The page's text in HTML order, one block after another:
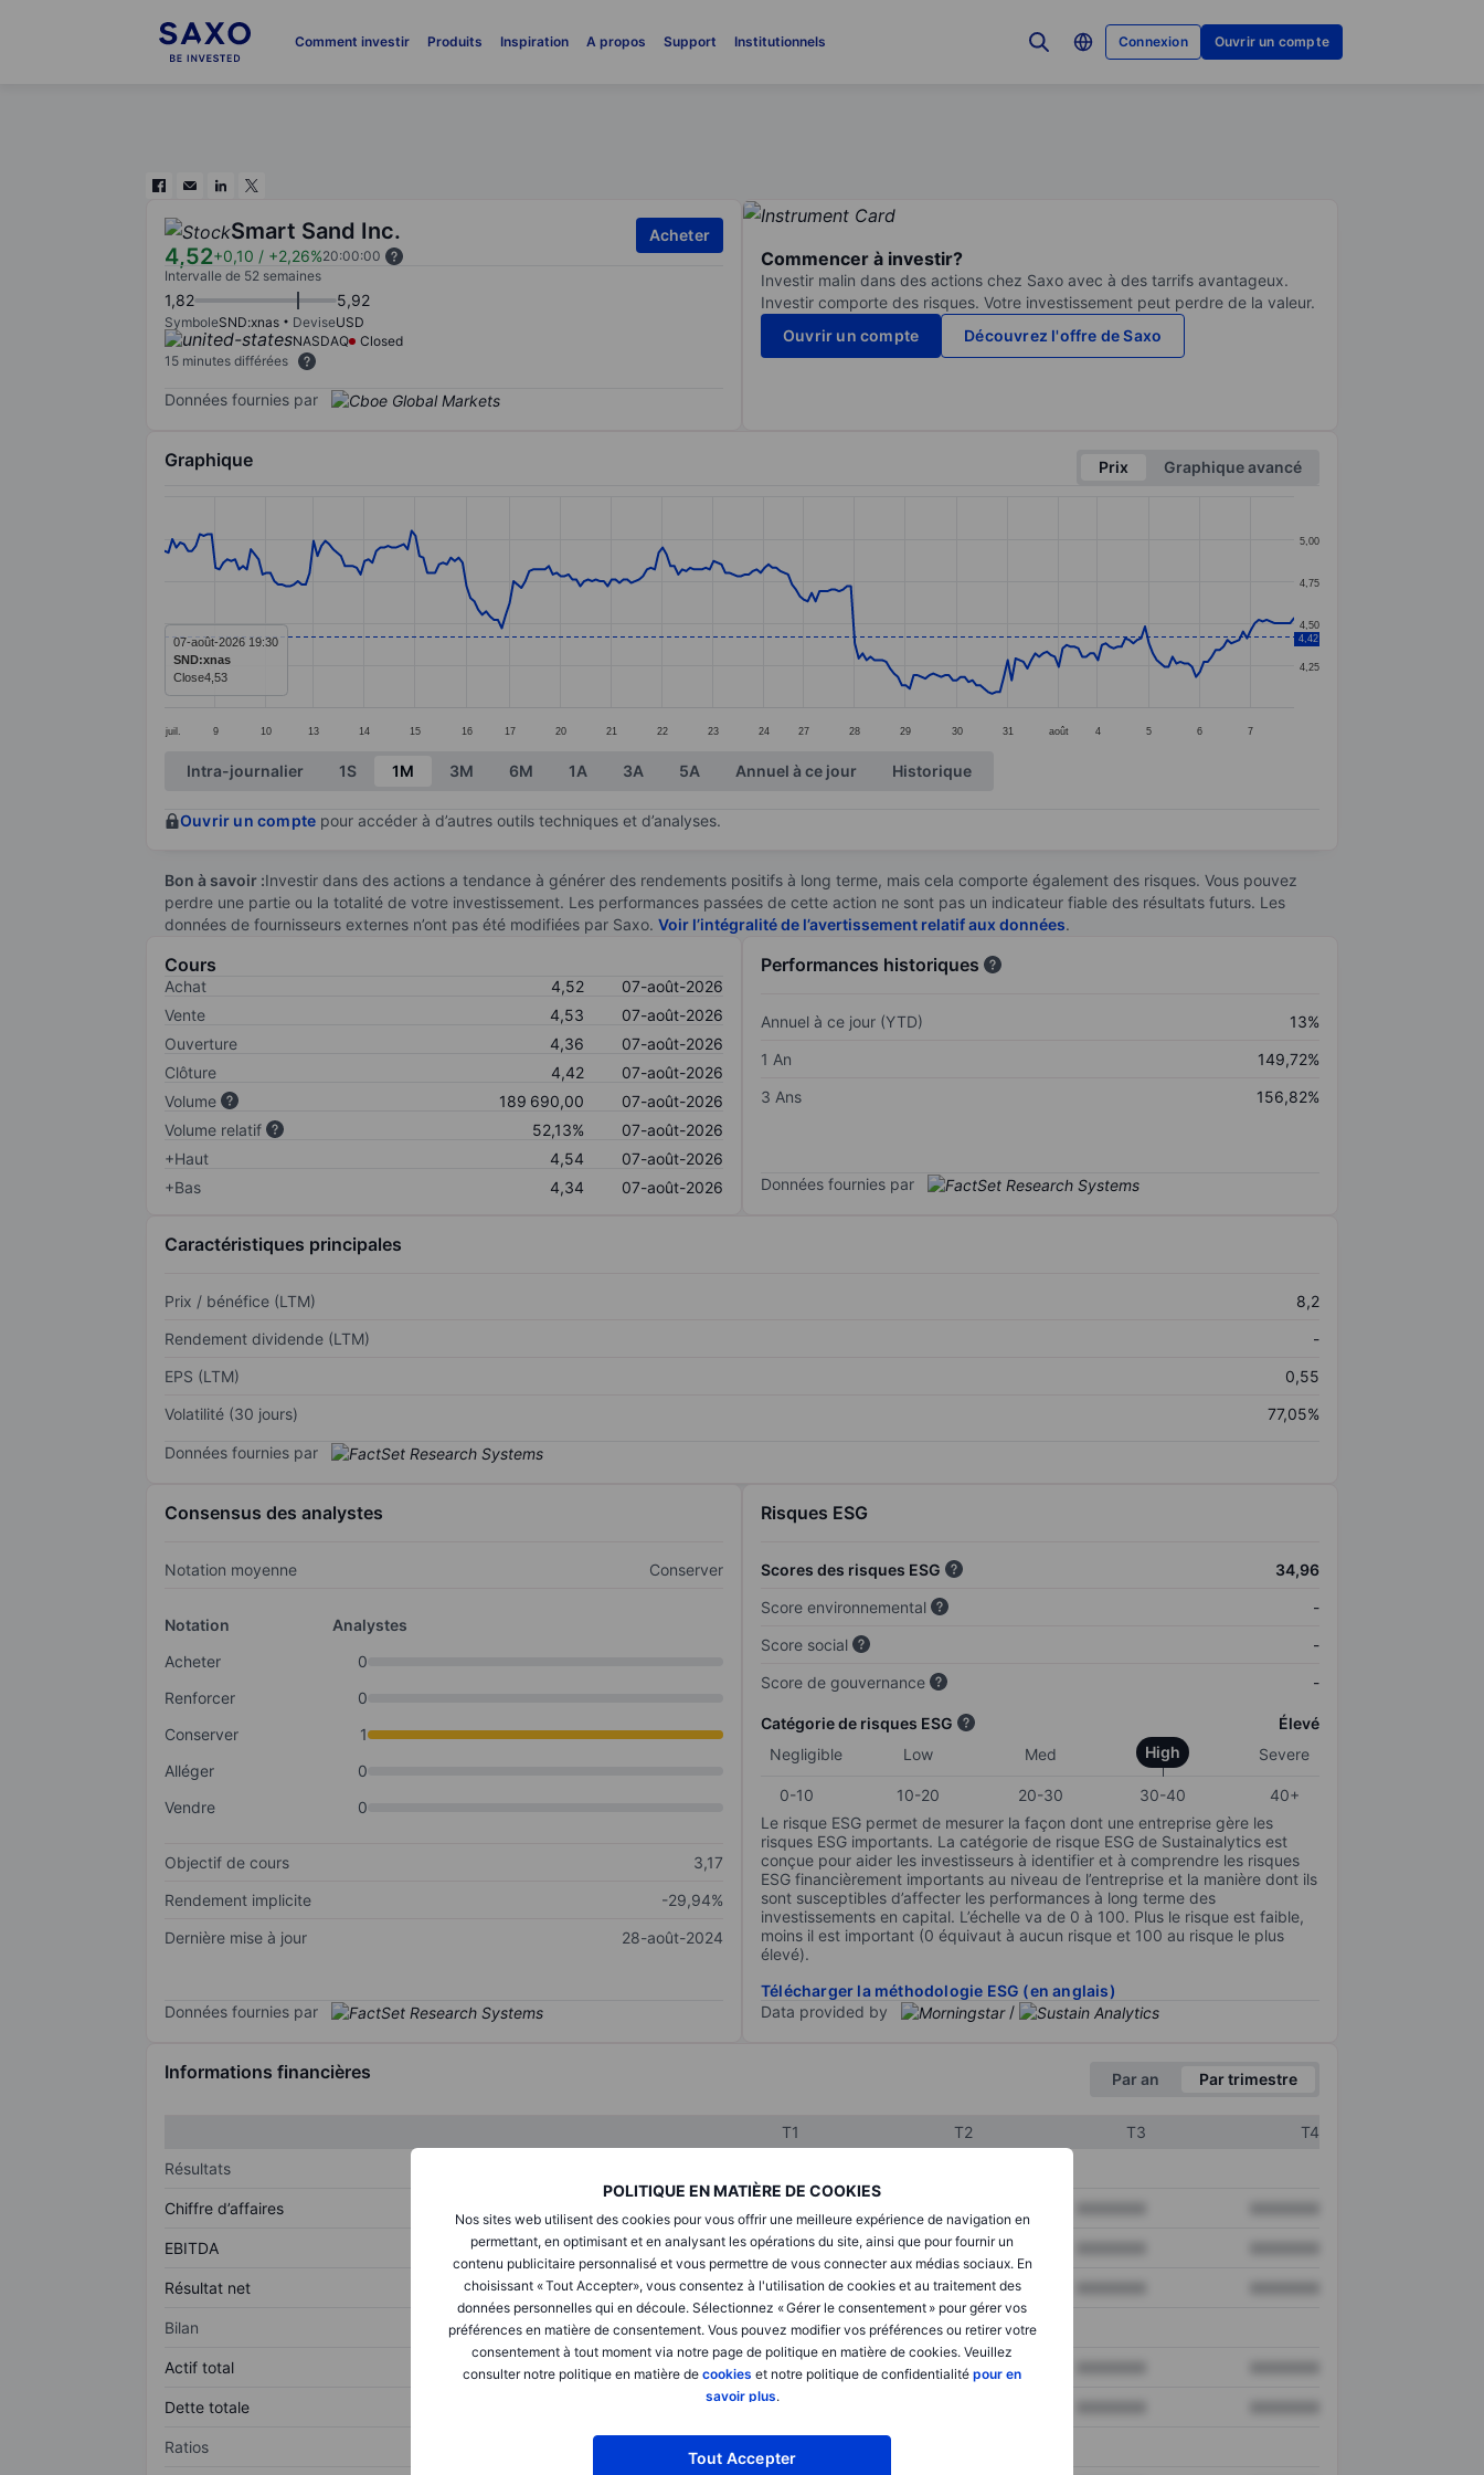
Comment investir Produits Inspiration A propos Support Institutionnels Connexion Ouvrir un compte
POLITIQUE EN MATIÈRE DE COOKIES
Nos sites web utilisent des cookies pour vous offrir une meilleure expérience de navigation en
permettant, en optimisant et en analysant les opérations du site, ainsi que pour fournir un
contenu publicitaire personnalisé et vous permettre de vous connecter aux médias sociaux. En
choisissant « Tout Accepter», vous consentez à l'utilisation de cookies et au traitement des
données personnelles qui en découle. Sélectionnez « Gérer le consentement » pour gérer vos
préférences en matière de consentement. Vous pouvez modifier vos préférences ou retirer votre
consentement à tout moment via notre page de politique en matière de cookies. Veuillez
consulter notre politique en matière de cookies et notre politique de confidentialité pour en
savoir plus.
Tout Accepter
Smart Sand Inc.
4,52+0,10 / +2,26%20:00:00
Acheter
Intervalle de 52 semaines
1,82 5,92
SymboleSND:xnas DeviseUSD
NASDAQ
Closed
15 minutes différées
Données fournies par
Commencer à investir?
Investir malin dans des actions chez Saxo avec à des tarrifs avantageux.
Investir comporte des risques. Votre investissement peut perdre de la valeur.
Ouvrir un compte
Découvrez l'offre de Saxo
Graphique Prix
Graphique avancé
Line chart with 289 data points.
The chart has 1 X axis displaying categories.
The chart has 1 Y axis displaying values. Data ranges from 4.08 to 5.05.
juil. 9 10 13 14 15 16 17 20 21 22 23 24 27 28 29 30 31 août 4 5 6 7
4,25
4,50
4,75
5,00
4,42
07-août-2026 19:30
SND:xnas
Close4,53
End of interactive chart.
Intra-journalier 1S 1M 3M 6M 1A 3A 5A Annuel à ce jour Historique
Ouvrir un compte pour accéder à d’autres outils techniques et d’analyses.
Bon à savoir :Investir dans des actions a tendance à générer des rendements positifs à long terme, mais cela comporte également des risques. Vous pouvez
perdre une partie ou la totalité de votre investissement. Les performances passées de cette action ne sont pas un indicateur fiable des résultats futurs. Les
données de fournisseurs externes n’ont pas été modifiées par Saxo. Voir l’intégralité de l’avertissement relatif aux données.
Cours
Achat 4,52
07-août-2026
Vente
4,53
07-août-2026
Ouverture
4,36
07-août-2026
Clôture
4,42
07-août-2026
Volume
189 690,00
07-août-2026
Volume relatif
52,13%
07-août-2026
+Haut
4,54
07-août-2026
+Bas
4,34 07-août-2026
Performances historiques
Annuel à ce jour (YTD)
13%
1 An
149,72%
3 Ans
156,82%
Données fournies par
Caractéristiques principales
Prix / bénéfice (LTM)
8,2
Rendement dividende (LTM)
-
EPS (LTM)
0,55
Volatilité (30 jours)
77,05%
Données fournies par
Consensus des analystes
Notation moyenne Conserver
Notation
Analystes
Acheter
0
Renforcer
0
Conserver
1
Alléger
0
Vendre
0
Objectif de cours
3,17
Rendement implicite
-29,94%
Dernière mise à jour
28-août-2024
Données fournies par
Risques ESG
Scores des risques ESG
34,96
Score environnemental
-
Score social
-
Score de gouvernance
-
Catégorie de risques ESG
Élevé
Negligible
Low Med High Severe
0-10 10-20 20-30 30-40
40+
Le risque ESG permet de mesurer la façon dont une entreprise gère les
risques ESG importants. La catégorie de risque ESG de Sustainalytics est
conçue pour aider les investisseurs à identifier et à comprendre les risques
ESG financièrement importants au niveau de l’entreprise et la manière dont ils
sont susceptibles d’affecter les performances à long terme des
investissements en capital. L’échelle va de 0 à 100. Plus le risque est faible,
moins il est important (0 équivaut à aucun risque et 100 au risque le plus
élevé).
Télécharger la méthodologie ESG (en anglais)
Data provided by
/
Informations financières Par an Par trimestre
T1 T2 T3
T4
Résultats
Chiffre d’affaires
EBITDA XXXXXXX XXXXXXX
Résultat net XXXXXXX XXXXXXX
Bilan
Actif total XXXXXXX XXXXXXX
Dette totale XXXXXXX
Ratios